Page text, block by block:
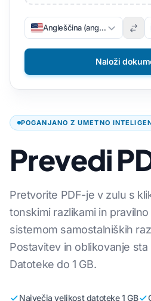
POGANJANO Z UMETNO
Prevedi
Pretvorite PDF-je v zulu s
tonskimi razlikami in
sistemom samostalniških
Postavitev in oblikovanje
Datoteke do 1 GB.
Največja velikost datoteke 1 GB
Angleščina (angleščina)
Naloži